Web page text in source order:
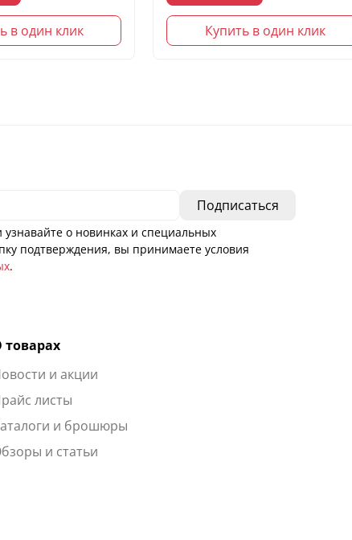
в один клик Купить в один клик
о новинках и специальных
подтверждения, вы принимаете условия
.
товарах
и акции
листы
и брошюры
и статьи